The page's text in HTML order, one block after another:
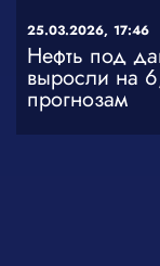
25.03.2026, 17:46
Нефть под
выросли на
прогнозам